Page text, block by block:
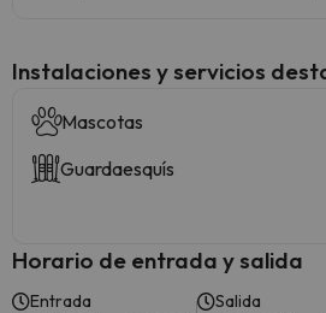
Instalaciones y servicios
Mascotas
Guardaesquís
Horario de entrada y salida
Entrada Salida